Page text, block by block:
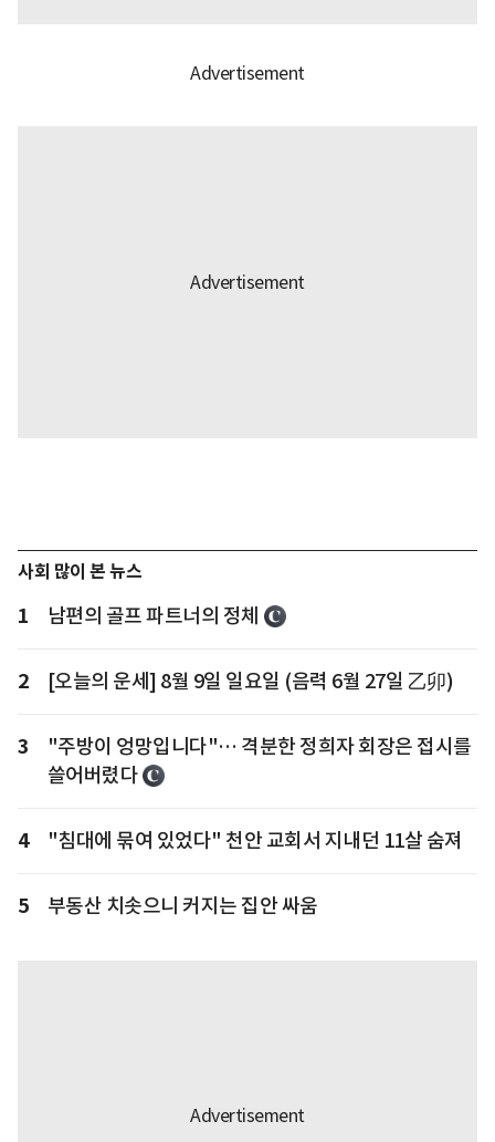
사회 많이 본 뉴스
1 남편의 골프 파트너의 정체
2 [오늘의 운세] 8월 9일 일요일 (음력 6월 27일 乙卯)
3
"주방이 엉망입니다"… 격분한 정희자 회장은 접시를
쓸어버렸다
4 "침대에 묶여 있었다" 천안 교회서 지내던 11살 숨져
5 부동산 치솟으니 커지는 집안 싸움